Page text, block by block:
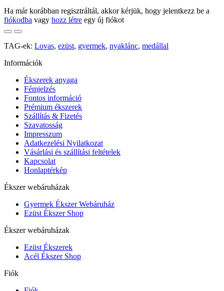
Ha már korábban regisztráltál, akkor kérjük, hogy jelentkezz be a
fiókodba vagy hozz létre egy új fiókot
TAG-ek: Lovas, ezüst, gyermek, nyaklánc, medállal
Információk
Ékszerek anyaga
Fémjelzés
Fontos információ
Prémium ékszerek
Szállítás & Fizetés
Szavatosság
Impresszum
Adatkezelési Nyilatkozat
Vásárlási és szállítási feltételek
Kapcsolat
Honlaptérkép
Ékszer webáruházak
Gyermek Ékszer Webáruház
Ezüst Ékszer Shop
Ékszer webáruházak
Ezüst Ékszerek
Acél Ékszer Shop
Fiók